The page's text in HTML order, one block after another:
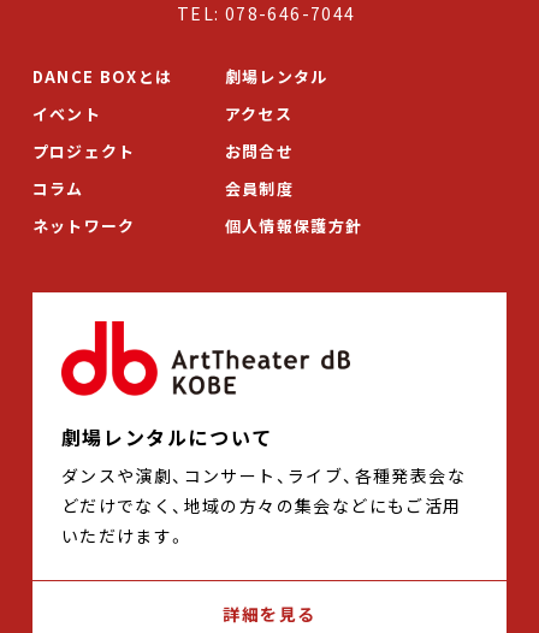
TEL: 078-646-7044
DANCE BOXとは
イベント
プロジェクト
コラム
ネットワーク
劇場レンタル
アクセス
お問合せ
会員制度
個人情報保護方針
劇場レンタルについて
ダンスや演劇、コンサート、ライブ、各種発表会な
どだけでなく、地域の方々の集会などにもご活用
いただけます。
詳細を見る